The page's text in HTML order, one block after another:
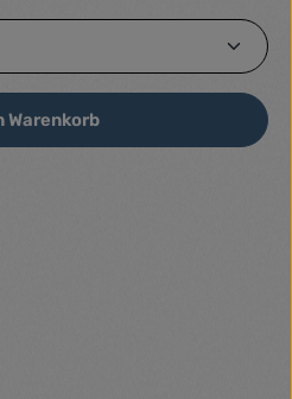
gewünschten Wert ein
Warenkorb